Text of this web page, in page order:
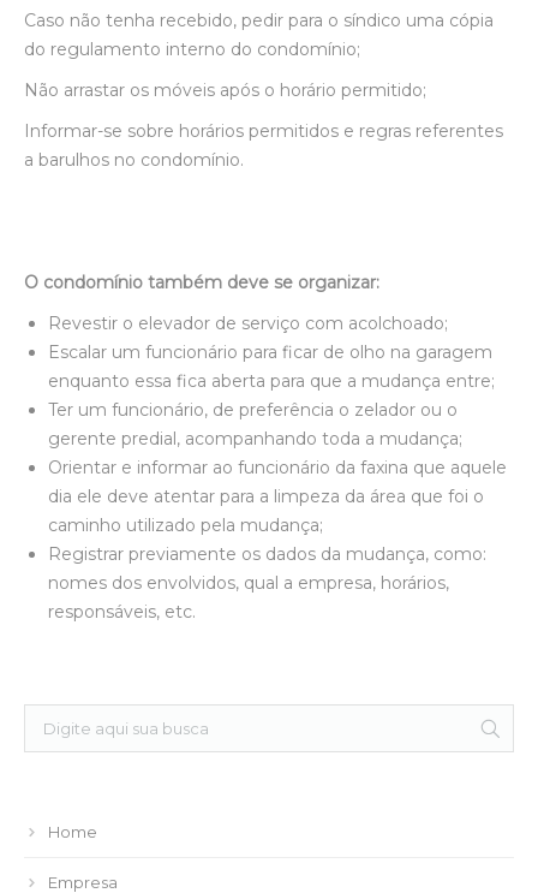
Caso não tenha recebido, pedir para o síndico uma cópia
do regulamento interno do condomínio;
Não arrastar os móveis após o horário permitido;
Informar-se sobre horários permitidos e regras referentes
a barulhos no condomínio.
O condomínio também deve se organizar:
Revestir o elevador de serviço com acolchoado;
Escalar um funcionário para ficar de olho na garagem
enquanto essa fica aberta para que a mudança entre;
Ter um funcionário, de preferência o zelador ou o
gerente predial, acompanhando toda a mudança;
Orientar e informar ao funcionário da faxina que aquele
dia ele deve atentar para a limpeza da área que foi o
caminho utilizado pela mudança;
Registrar previamente os dados da mudança, como:
nomes dos envolvidos, qual a empresa, horários,
responsáveis, etc.
Home
Empresa